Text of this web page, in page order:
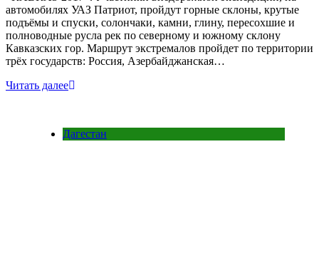
автомобилях УАЗ Патриот, пройдут горные склоны, крутые
подъёмы и спуски, солончаки, камни, глину, пересохшие и
полноводные русла рек по северному и южному склону
Кавказских гор. Маршрут экстремалов пройдет по территории
трёх государств: Россия, Азербайджанская…
Читать далее
Дагестан